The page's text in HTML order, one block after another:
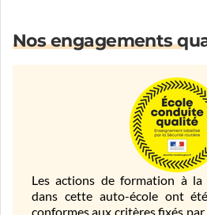
Nos engagements
Les actions de formation à la
dans cette auto-école ont
conformes aux critères fixés